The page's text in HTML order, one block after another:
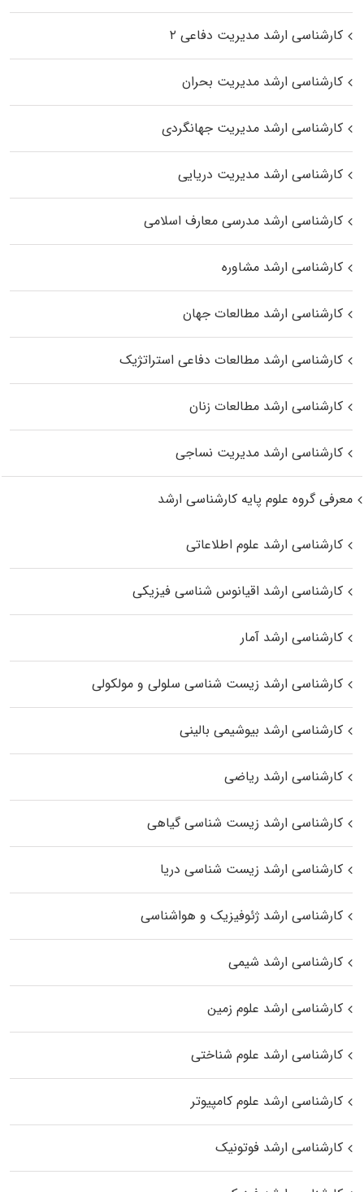
کارشناسی ارشد مدیریت دفاعی ۲
کارشناسی ارشد مدیریت بحران
کارشناسی ارشد مدیریت جهانگردی
کارشناسی ارشد مدیریت دریایی
کارشناسی ارشد مدرسی معارف اسلامی
کارشناسی ارشد مشاوره
کارشناسی ارشد مطالعات جهان
کارشناسی ارشد مطالعات دفاعی استراتژیک
کارشناسی ارشد مطالعات زنان
کارشناسی ارشد مدیریت نساجی
معرفی گروه علوم پایه کارشناسی ارشد
کارشناسی ارشد علوم اطلاعاتی
کارشناسی ارشد اقیانوس‌ شناسی فیزیکی
کارشناسی ارشد آمار
کارشناسی ارشد زیست شناسی سلولی و مولکولی
کارشناسی ارشد بیوشیمی بالینی
کارشناسی ارشد ریاضی
کارشناسی ارشد زیست‌ شناسی گیاهی
کارشناسی ارشد زیست‌ شناسی دریا
کارشناسی ارشد ژئوفیزیک و هواشناسی
کارشناسی ارشد شیمی
کارشناسی ارشد علوم زمین
کارشناسی ارشد علوم شناختی
کارشناسی ارشد علوم کامپیوتر
کارشناسی ارشد فوتونیک